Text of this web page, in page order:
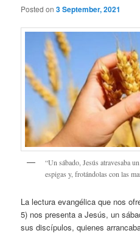
Posted on3 September, 2021
“Un sábado, Jesús atravesaba
espigas y, frotándolas con las
La lectura evangélica que nos
5) nos presenta a Jesús, un
sus discípulos, quienes